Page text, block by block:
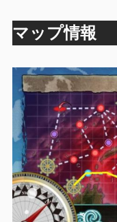
マップ情報